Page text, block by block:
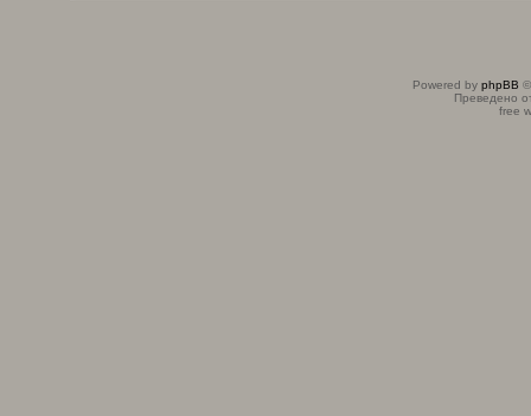
Powered by phpBB
Преведено
free